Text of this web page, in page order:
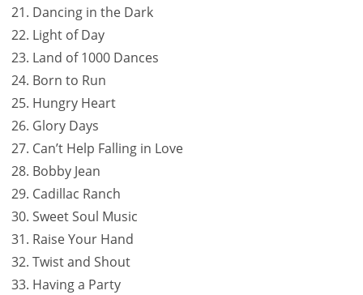
Dancing in the Dark
Light of Day
Land of 1000 Dances
Born to Run
Hungry Heart
Glory Days
Can’t Help Falling in Love
Bobby Jean
Cadillac Ranch
Sweet Soul Music
Raise Your Hand
Twist and Shout
Having a Party